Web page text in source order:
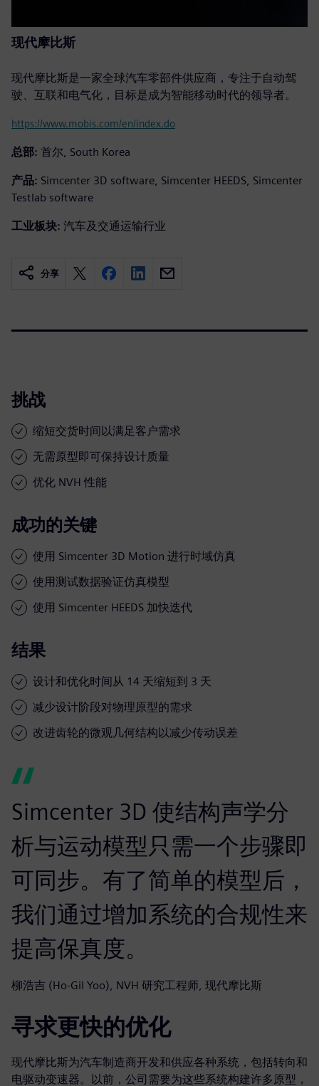
现代摩比斯
现代摩比斯是一家全球汽车零部件供应商，专注于自动驾
驶、互联和电气化，目标是成为智能移动时代的领导者。
https://www.mobis.com/en/index.do
总部: 首尔, South Korea
产品: Simcenter 3D software, Simcenter HEEDS, Simcenter
Testlab software
工业板块: 汽车及交通运输行业
分享
挑战
缩短交货时间以满足客户需求
无需原型即可保持设计质量
优化 NVH 性能
成功的关键
使用 Simcenter 3D Motion 进行时域仿真
使用测试数据验证仿真模型
使用 Simcenter HEEDS 加快迭代
结果
设计和优化时间从 14 天缩短到 3 天
减少设计阶段对物理原型的需求
改进齿轮的微观几何结构以减少传动误差
Simcenter 3D 使结构声学分
析与运动模型只需一个步骤即
可同步。有了简单的模型后，
我们通过增加系统的合规性来
提高保真度。
柳浩吉 (Ho-Gil Yoo), NVH 研究工程师, 现代摩比斯
寻求更快的优化
现代摩比斯为汽车制造商开发和供应各种系统，包括转向和
电驱动变速器。以前，公司需要为这些系统构建许多原型，